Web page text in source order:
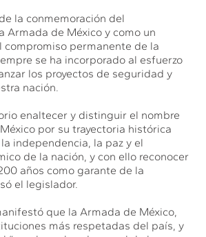
la conmemoración del
Armada de México y como un
compromiso permanente de la
se ha incorporado al esfuerzo
los proyectos de seguridad y
nación.
enaltecer y distinguir el nombre
por su trayectoria histórica
independencia, la paz y el
de la nación, y con ello reconocer
años como garante de la
el legislador.
que la Armada de México,
más respetadas del país, y